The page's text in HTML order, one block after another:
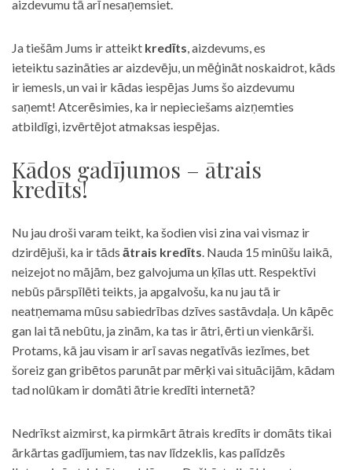
aizdevumu tā arī nesaņemsiet.
Ja tiešām Jums ir atteikt kredīts, aizdevums, es
ieteiktu sazināties ar aizdevēju, un mēģināt noskaidrot, kāds
ir iemesls, un vai ir kādas iespējas Jums šo aizdevumu
saņemt! Atcerēsimies, ka ir nepieciešams aizņemties
atbildīgi, izvērtējot atmaksas iespējas.
Kādos gadījumos – ātrais
kredīts!
Nu jau droši varam teikt, ka šodien visi zina vai vismaz ir
dzirdējuši, ka ir tāds ātrais kredīts. Nauda 15 minūšu laikā,
neizejot no mājām, bez galvojuma un ķīlas utt. Respektīvi
nebūs pārspīlēti teikts, ja apgalvošu, ka nu jau tā ir
neatņemama mūsu sabiedrības dzīves sastāvdaļa. Un kāpēc
gan lai tā nebūtu, ja zinām, ka tas ir ātri, ērti un vienkārši.
Protams, kā jau visam ir arī savas negatīvās iezīmes, bet
šoreiz gan gribētos parunāt par mērķi vai situācijām, kādam
tad nolūkam ir domāti ātrie kredīti internetā?
Nedrīkst aizmirst, ka pirmkārt ātrais kredīts ir domāts tikai
ārkārtas gadījumiem, tas nav līdzeklis, kas palīdzēs